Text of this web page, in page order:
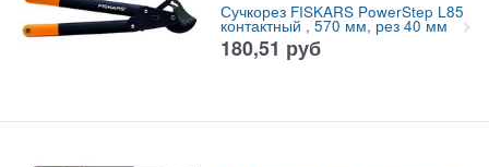
Сучкорез FISKARS PowerStep L85
контактный , 570 мм, рез 40 мм
180,51 руб